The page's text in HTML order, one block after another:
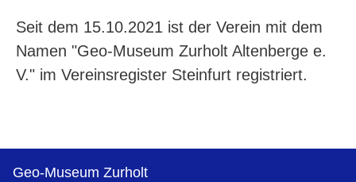
Seit dem 15.10.2021 ist der Verein mit dem
Namen "Geo-Museum Zurholt Altenberge e.
V." im Vereinsregister Steinfurt registriert.
Geo-Museum Zurholt